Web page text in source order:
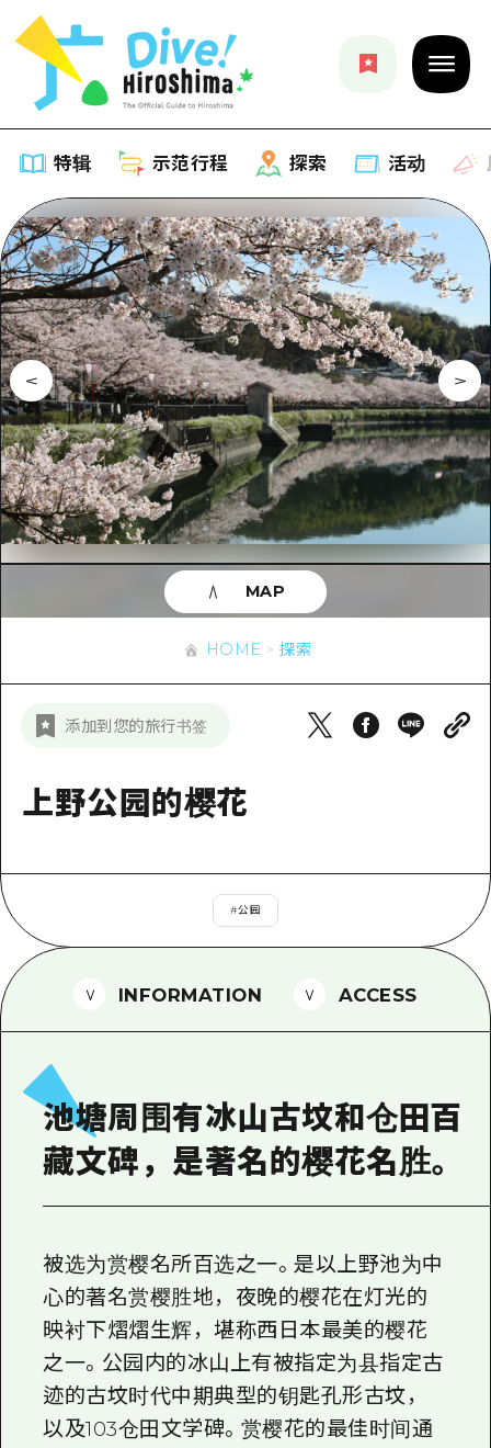
特辑 示范行程 探索 活动
特辑
列表
推荐
艺术
活动·庙会
美食·酒水
骑自行车
购物
运动
夜晚生活
标准
治愈
示范行程
列表
Dive!Hiroshima官方向导
广岛随意旅行
广岛市内
安艺
答对了
宫岛周边
短途旅行
1晚2天
2晚3天
探索
列表
广岛市内
安艺
答對了
美北
东山口
爱媛
活动
应时信息
有用的信息
列表
超值的游览门票
广岛免费无线上网
常见问题解答
照片下载
新闻
HOME 探索
添加到您的旅行书签
上野公园的樱花
#公园
MAP
INFORMATION ACCESS
池塘周围有冰山古坟和仓田百
藏文碑，是著名的樱花名胜。
被选为赏樱名所百选之一。是以上野池为中
心的著名赏樱胜地，夜晚的樱花在灯光的
映衬下熠熠生辉，堪称西日本最美的樱花
之一。公园内的冰山上有被指定为县指定古
迹的古坟时代中期典型的钥匙孔形古坟，
以及103仓田文学碑。赏樱花的最佳时间通